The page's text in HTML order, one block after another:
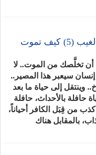
سِلسلة عالَم الغيب (5) كيف تموت
أن تخلَّصك من الموت.. لا
سيعبر هذا المصير..
وينتقل إلى حياة ما بعد
حافلة بالأحداث، حافلة
كذب من قِبَل الكافر أحياناً،
بالمقابل هناك